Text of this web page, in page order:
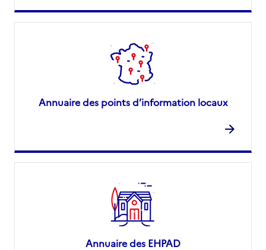
Annuaire des points d’information locaux
Annuaire des EHPAD